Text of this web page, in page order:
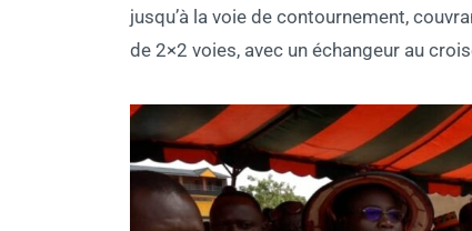
jusqu’à la voie de contournement,
de 2×2 voies, avec un échangeur au